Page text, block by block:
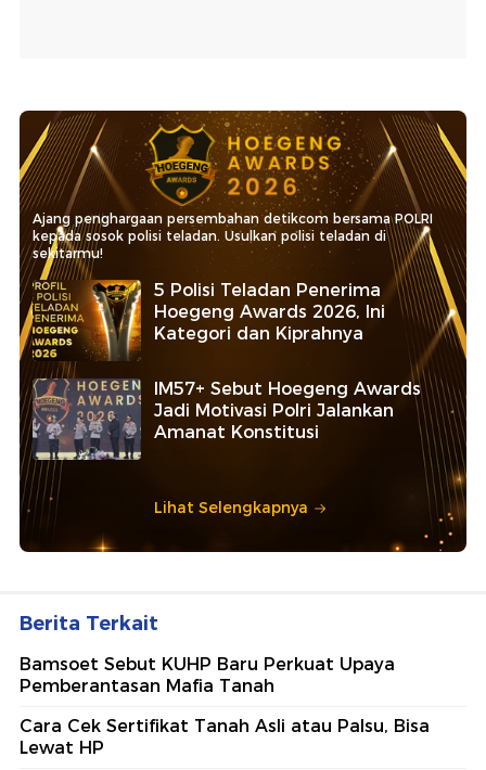
Ajang penghargaan persembahan detikcom bersama POLRI
kepada sosok polisi teladan. Usulkan polisi teladan di
sekitarmu!
5 Polisi Teladan Penerima
Hoegeng Awards 2026, Ini
Kategori dan Kiprahnya
IM57+ Sebut Hoegeng Awards
Jadi Motivasi Polri Jalankan
Amanat Konstitusi
Lihat Selengkapnya
Berita Terkait
Bamsoet Sebut KUHP Baru Perkuat Upaya
Pemberantasan Mafia Tanah
Cara Cek Sertifikat Tanah Asli atau Palsu, Bisa
Lewat HP